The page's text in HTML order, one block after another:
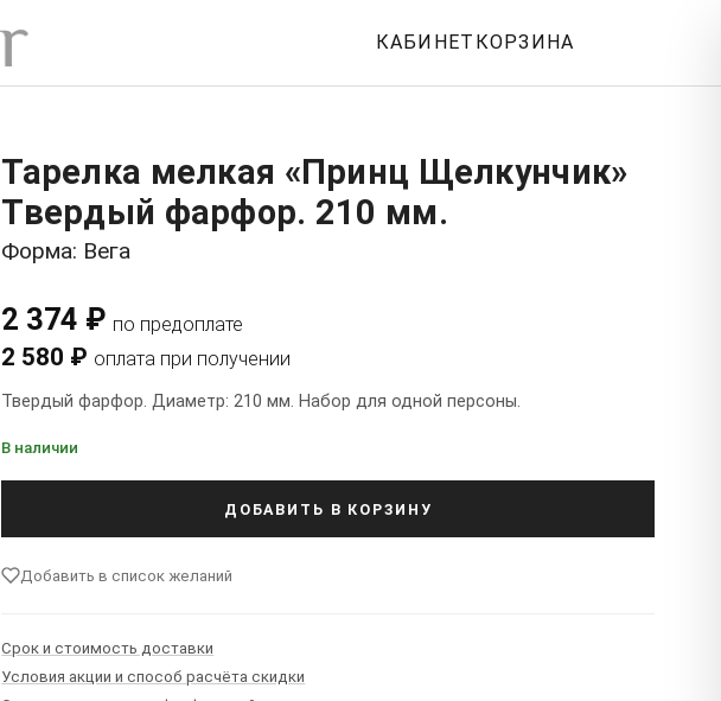
КАБИНЕТ КОРЗИНА
Тарелка мелкая «Принц Щелкунчик»
Твердый фарфор. 210 мм.
Форма: Вега
2 374 ₽ по предоплате
2 580 ₽ оплата при получении
Твердый фарфор. Диаметр: 210 мм. Набор для одной персоны.
В наличии
ДОБАВИТЬ В КОРЗИНУ
Добавить в список желаний
Срок и стоимость доставки
Условия акции и способ расчёта скидки